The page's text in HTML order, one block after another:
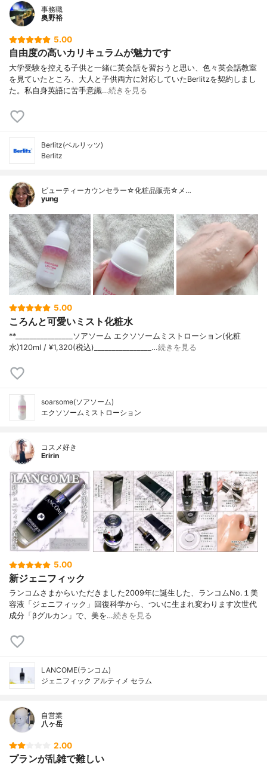
事務職
奥野裕
5.00
自由度の高いカリキュラムが魅力です
大学受験を控える子供と一緒に英会話を習おうと思い、色々英会話教室
を見ていたところ、大人と子供両方に対応していたBerlitzを契約しまし
た。私自身英語に苦手意識…続きを見る
Berlitz(ベルリッツ)
Berlitz
ビューティーカウンセラー☆化粧品販売☆メ…
yung
5.00
ころんと可愛いミスト化粧水
**⁡________________⁡ソアソーム ⁡エクソソームミストローション(化粧
水)120ml / ¥1,320(税込)________________…続きを見る
soarsome(ソアソーム)
エクソソームミストローション
コスメ好き
Eririn
5.00
新ジェニフィック
ランコムさまからいただきました2009年に誕生した、ランコムNo.１美
容液「ジェニフィック」回復科学から、ついに生まれ変わります次世代
成分「βグルカン」で、美を…続きを見る
LANCOME(ランコム)
ジェニフィック アルティメ セラム
自営業
八ヶ岳
2.00
プランが乱雑で難しい